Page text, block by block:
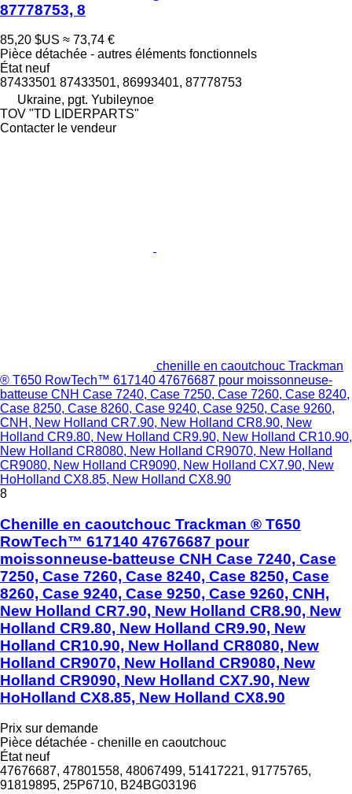
87778753, 8
85,20 $US ≈ 73,74 €
Pièce détachée - autres éléments fonctionnels
Étatneuf
87433501 87433501, 86993401, 87778753
Ukraine, pgt. Yubileynoe
TOV "TD LIDERPARTS"
Contacter le vendeur
chenille en caoutchouc Trackman
® T650 RowTech™ 617140 47676687 pour moissonneuse-
batteuse CNH Case 7240, Case 7250, Case 7260, Case 8240,
Case 8250, Case 8260, Case 9240, Case 9250, Case 9260,
CNH, New Holland CR7.90, New Holland CR8.90, New
Holland CR9.80, New Holland CR9.90, New Holland CR10.90,
New Holland CR8080, New Holland CR9070, New Holland
CR9080, New Holland CR9090, New Holland CX7.90, New
HoHolland CX8.85, New Holland CX8.90
8
Chenille en caoutchouc Trackman ® T650
RowTech™ 617140 47676687 pour
moissonneuse-batteuse CNH Case 7240, Case
7250, Case 7260, Case 8240, Case 8250, Case
8260, Case 9240, Case 9250, Case 9260, CNH,
New Holland CR7.90, New Holland CR8.90, New
Holland CR9.80, New Holland CR9.90, New
Holland CR10.90, New Holland CR8080, New
Holland CR9070, New Holland CR9080, New
Holland CR9090, New Holland CX7.90, New
HoHolland CX8.85, New Holland CX8.90
Prix sur demande
Pièce détachée - chenille en caoutchouc
Étatneuf
47676687, 47801558, 48067499, 51417221, 91775765,
91819895, 25P6710, B24BG03196